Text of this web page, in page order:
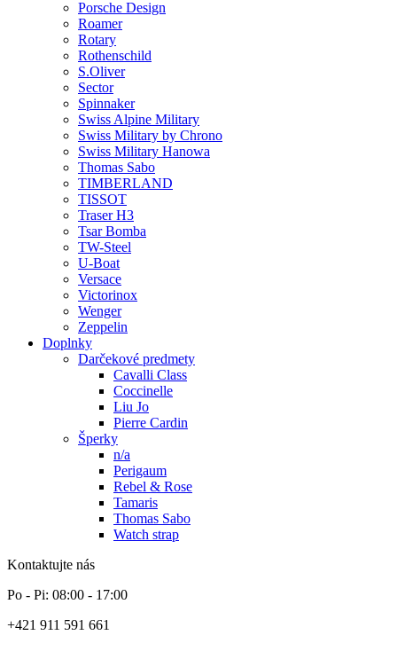
Porsche Design
Roamer
Rotary
Rothenschild
S.Oliver
Sector
Spinnaker
Swiss Alpine Military
Swiss Military by Chrono
Swiss Military Hanowa
Thomas Sabo
TIMBERLAND
TISSOT
Traser H3
Tsar Bomba
TW-Steel
U-Boat
Versace
Victorinox
Wenger
Zeppelin
Doplnky
Darčekové predmety
Cavalli Class
Coccinelle
Liu Jo
Pierre Cardin
Šperky
n/a
Perigaum
Rebel & Rose
Tamaris
Thomas Sabo
Watch strap
Kontaktujte nás
Po - Pi: 08:00 - 17:00
+421 911 591 661